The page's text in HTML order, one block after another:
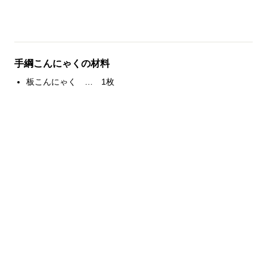
手綱こんにゃくの材料
板こんにゃく … 1枚